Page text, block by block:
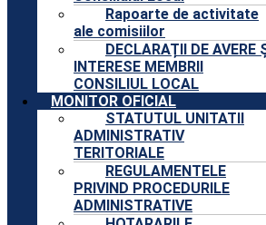
Rapoarte de activitate
ale comisiilor
DECLARAȚII DE AVERE
INTERESE MEMBRII
CONSILIUL LOCAL
MONITOR OFICIAL
STATUTUL UNITATII
ADMINISTRATIV
TERITORIALE
REGULAMENTELE
PRIVIND PROCEDURILE
ADMINISTRATIVE